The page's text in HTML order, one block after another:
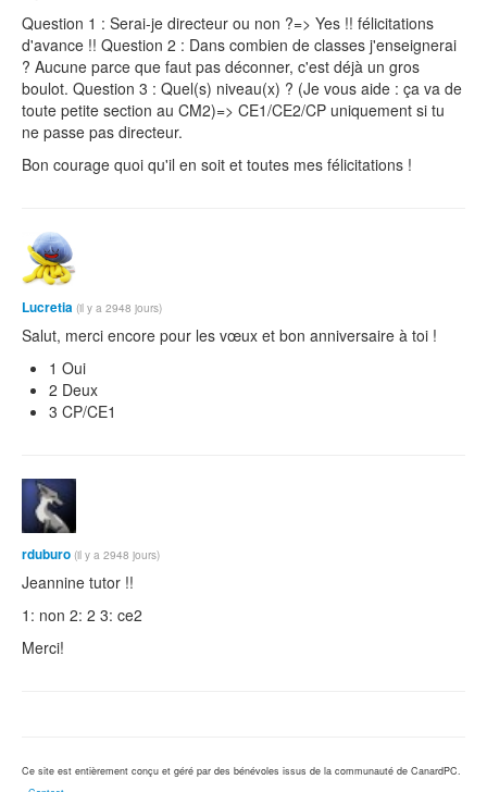
Question 1 : Serai-je directeur ou non ?=> Yes !! félicitations
d'avance !! Question 2 : Dans combien de classes j'enseignerai
? Aucune parce que faut pas déconner, c'est déjà un gros
boulot. Question 3 : Quel(s) niveau(x) ? (Je vous aide : ça va de
toute petite section au CM2)=> CE1/CE2/CP uniquement si tu
ne passe pas directeur.
Bon courage quoi qu'il en soit et toutes mes félicitations !
Lucretia (il y a 2948 jours)
Salut, merci encore pour les vœux et bon anniversaire à toi !
1 Oui
2 Deux
3 CP/CE1
rduburo (il y a 2948 jours)
Jeannine tutor !!
1: non 2: 2 3: ce2
Merci!
Ce site est entièrement conçu et géré par des bénévoles issus de la communauté de CanardPC.